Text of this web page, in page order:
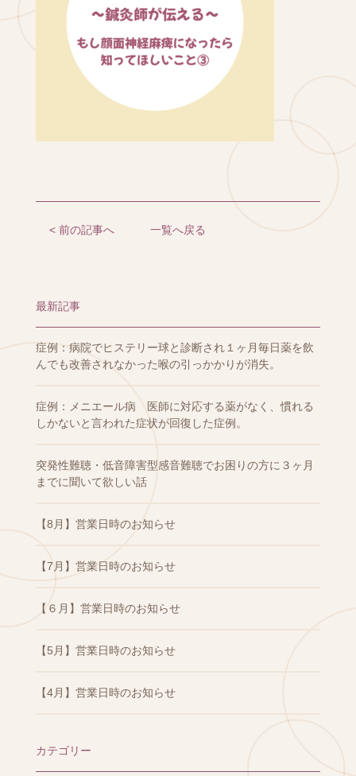
< 前の記事へ 一覧へ戻る
最新記事
症例：病院でヒステリー球と診断され１ヶ月毎日薬を飲
んでも改善されなかった喉の引っかかりが消失。
症例：メニエール病 医師に対応する薬がなく、慣れる
しかないと言われた症状が回復した症例。
突発性難聴・低音障害型感音難聴でお困りの方に３ヶ月
までに聞いて欲しい話
【8月】営業日時のお知らせ
【7月】営業日時のお知らせ
【６月】営業日時のお知らせ
【5月】営業日時のお知らせ
【4月】営業日時のお知らせ
カテゴリー